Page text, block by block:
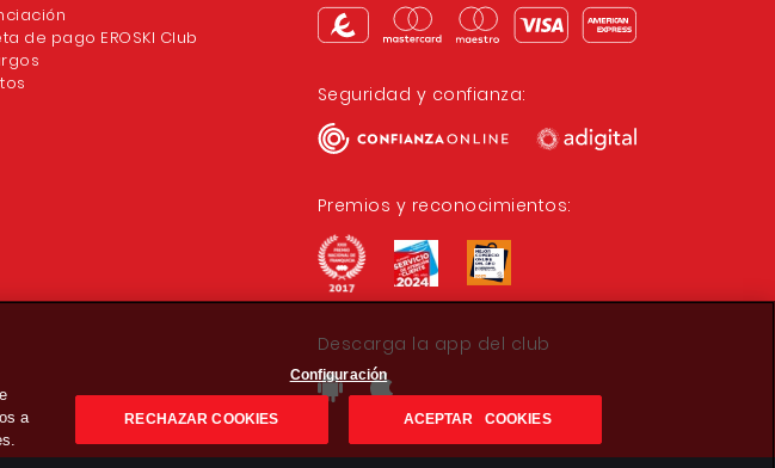
de pago EROSKI Club
Seguridad y confianza:
Premios y reconocimientos:
Descarga la app del club
a
Configuración
RECHAZAR COOKIES ACEPTAR COOKIES